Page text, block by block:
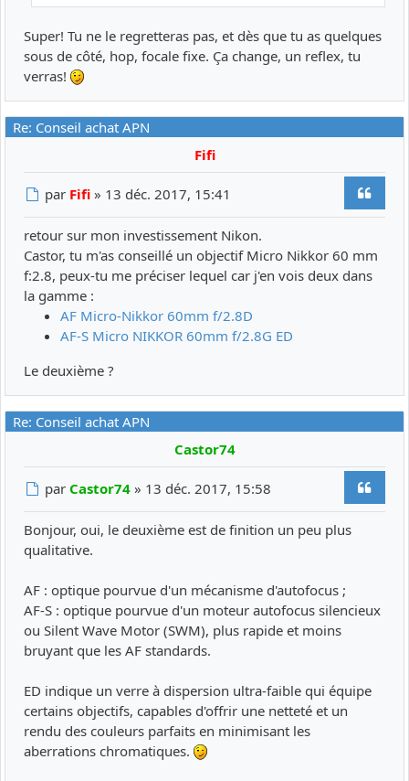
Super! Tu ne le regretteras pas, et dès que tu as quelques
sous de côté, hop, focale fixe. Ça change, un reflex, tu
verras!
Re: Conseil achat APN
Fifi
Message
par Fifi » 13 déc. 2017, 15:41
retour sur mon investissement Nikon.
Castor, tu m'as conseillé un objectif Micro Nikkor 60 mm
f:2.8, peux-tu me préciser lequel car j'en vois deux dans
la gamme :
AF Micro-Nikkor 60mm f/2.8D
AF-S Micro NIKKOR 60mm f/2.8G ED
Le deuxième ?
Re: Conseil achat APN
Castor74
Message
par Castor74 » 13 déc. 2017, 15:58
Bonjour, oui, le deuxième est de finition un peu plus
qualitative.
AF : optique pourvue d'un mécanisme d'autofocus ;
AF-S : optique pourvue d'un moteur autofocus silencieux
ou Silent Wave Motor (SWM), plus rapide et moins
bruyant que les AF standards.
ED indique un verre à dispersion ultra-faible qui équipe
certains objectifs, capables d'offrir une netteté et un
rendu des couleurs parfaits en minimisant les
aberrations chromatiques.